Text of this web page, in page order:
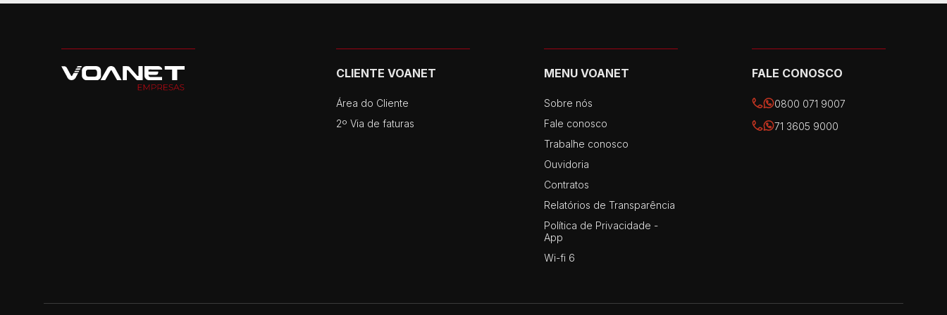
CLIENTE VOANET
Área do Cliente
2º Via de faturas
MENU VOANET
Sobre nós
Fale conosco
Trabalhe conosco
Ouvidoria
Contratos
Relatórios de Transparência
Política de Privacidade -
App
Wi-fi 6
FALE CONOSCO
0800 071 9007
71 3605 9000